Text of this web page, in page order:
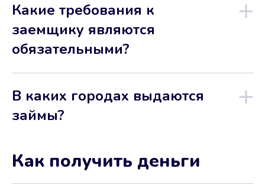
Какие требования к
заемщику являются
обязательными?
В каких городах выдаются
займы?
Как получить деньги